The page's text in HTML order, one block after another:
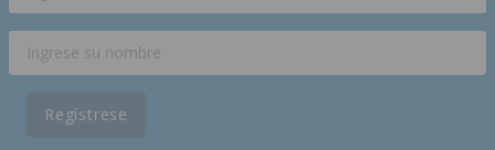
Regístrese